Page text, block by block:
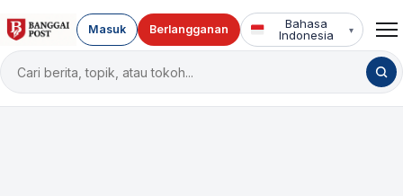
Cari
berita
Masuk Berlangganan
Bahasa
Indonesia
▾